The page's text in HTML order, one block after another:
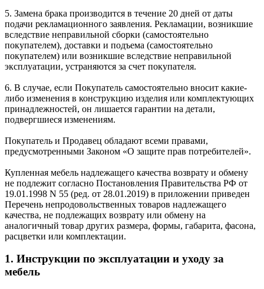
5. Замена брака производится в течение 20 дней от даты
подачи рекламационного заявления. Рекламации, возникшие
вследствие неправильной сборки (самостоятельно
покупателем), доставки и подъема (самостоятельно
покупателем) или возникшие вследствие неправильной
эксплуатации, устраняются за счет покупателя.
6. В случае, если Покупатель самостоятельно вносит какие-
либо изменения в конструкцию изделия или комплектующих
принадлежностей, он лишается гарантии на детали,
подвергшиеся изменениям.
Покупатель и Продавец обладают всеми правами,
предусмотренными Законом «О защите прав потребителей».
Купленная мебель надлежащего качества возврату и обмену
не подлежит согласно Постановления Правительства РФ от
19.01.1998 N 55 (ред. от 28.01.2019) в приложении приведен
Перечень непродовольственных товаров надлежащего
качества, не подлежащих возврату или обмену на
аналогичный товар других размера, формы, габарита, фасона,
расцветки или комплектации.
1. Инструкции по эксплуатации и уходу за
мебель